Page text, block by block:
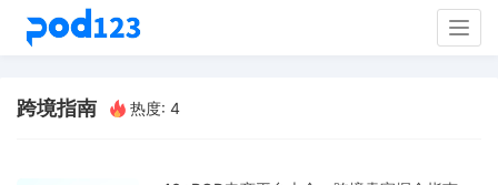
跨境指南 热度: 4